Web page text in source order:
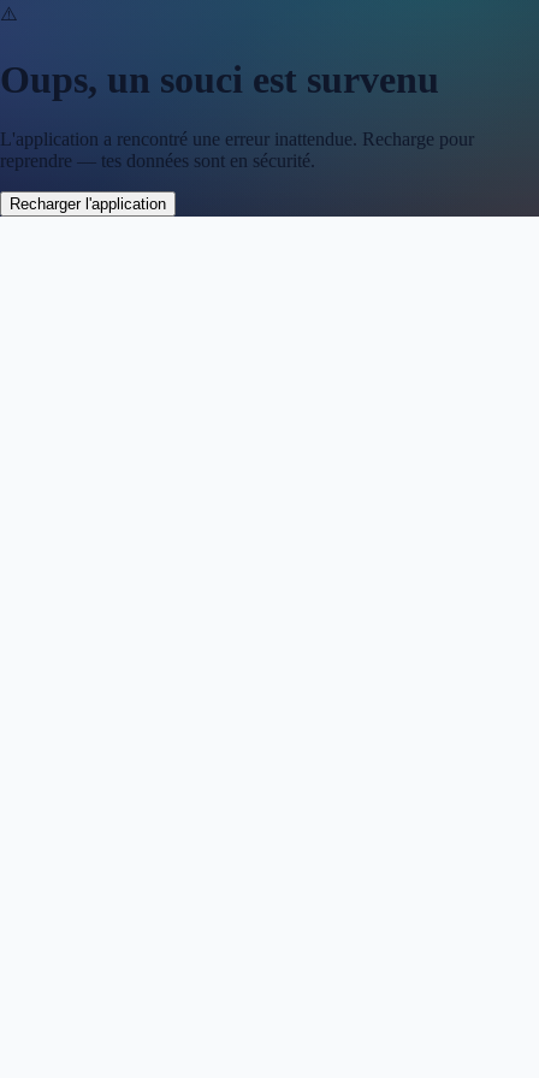
⚠️
Oups, un souci est survenu
L'application a rencontré une erreur inattendue. Recharge pour
reprendre — tes données sont en sécurité.
Recharger l'application